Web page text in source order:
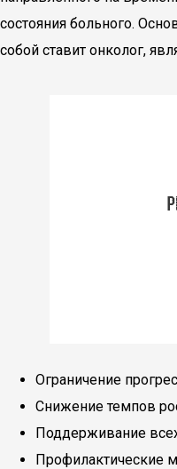
состояния больного.
собой ставит онколог,
Ограничение
Снижение темпов
Поддерживание
Профилактические